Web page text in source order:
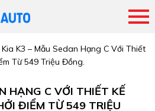
Kia K3 – Mẫu Sedan Hạng C Với Thiết
Từ 549 Triệu Đồng.
HẠNG C VỚI THIẾT KẾ
ĐIỂM TỪ 549 TRIỆU